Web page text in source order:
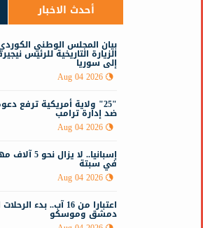
أحدث الاخبار
‏‏بيان المجلس الوطني
الزيارة التاريخية للرئيس
إلى سوريا
Aug 04 2026
"25" ولاية أمريكية ترفع
ضد إدارة ترامب
Aug 04 2026
إسبانيا.. لا يزال
في سبتة
Aug 04 2026
اعتبارا من 16 آب.. بدء
دمشق وموسكو